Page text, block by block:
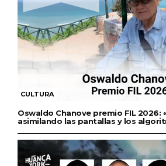
CULTURA
Oswaldo Chanove premio FIL 2026:
asimilando las pantallas y los